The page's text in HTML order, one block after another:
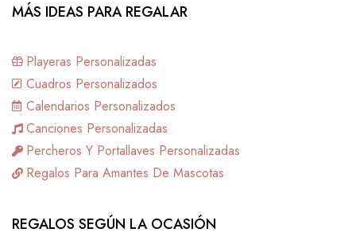
MÁS IDEAS PARA REGALAR
Playeras Personalizadas
Cuadros Personalizados
Calendarios Personalizados
Canciones Personalizadas
Percheros Y Portallaves Personalizadas
Regalos Para Amantes De Mascotas
REGALOS SEGÚN LA OCASIÓN